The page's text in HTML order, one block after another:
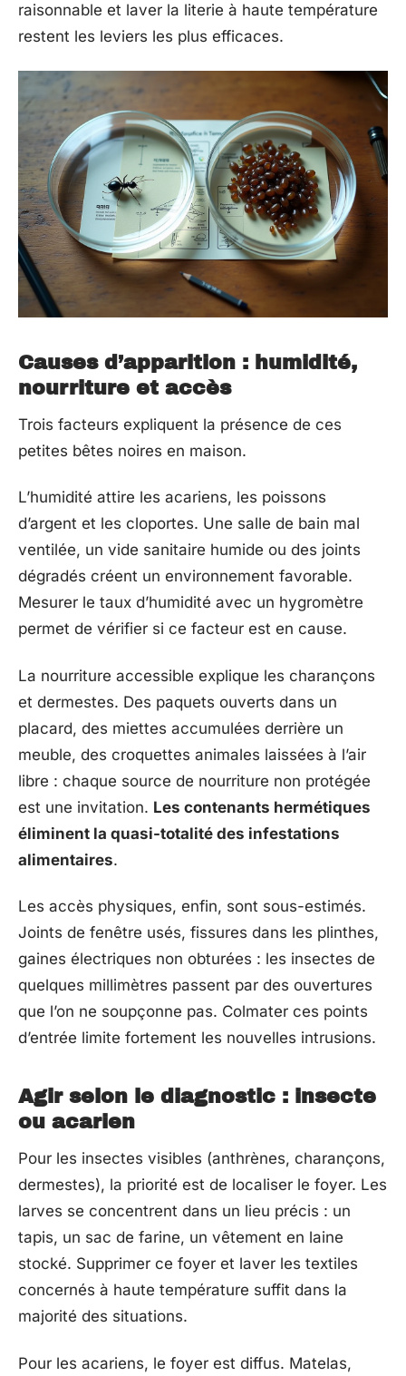
raisonnable et laver la literie à haute température
restent les leviers les plus efficaces.
Causes d’apparition : humidité,
nourriture et accès
Trois facteurs expliquent la présence de ces
petites bêtes noires en maison.
L’humidité attire les acariens, les poissons
d’argent et les cloportes. Une salle de bain mal
ventilée, un vide sanitaire humide ou des joints
dégradés créent un environnement favorable.
Mesurer le taux d’humidité avec un hygromètre
permet de vérifier si ce facteur est en cause.
La nourriture accessible explique les charançons
et dermestes. Des paquets ouverts dans un
placard, des miettes accumulées derrière un
meuble, des croquettes animales laissées à l’air
libre : chaque source de nourriture non protégée
est une invitation. Les contenants hermétiques
éliminent la quasi-totalité des infestations
alimentaires.
Les accès physiques, enfin, sont sous-estimés.
Joints de fenêtre usés, fissures dans les plinthes,
gaines électriques non obturées : les insectes de
quelques millimètres passent par des ouvertures
que l’on ne soupçonne pas. Colmater ces points
d’entrée limite fortement les nouvelles intrusions.
Agir selon le diagnostic : insecte
ou acarien
Pour les insectes visibles (anthrènes, charançons,
dermestes), la priorité est de localiser le foyer. Les
larves se concentrent dans un lieu précis : un
tapis, un sac de farine, un vêtement en laine
stocké. Supprimer ce foyer et laver les textiles
concernés à haute température suffit dans la
majorité des situations.
Pour les acariens, le foyer est diffus. Matelas,